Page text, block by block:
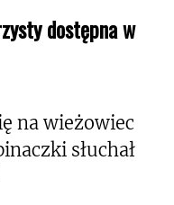
dostępna w